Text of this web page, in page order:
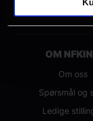
OM
Om oss
Spørsmål og
Ledige